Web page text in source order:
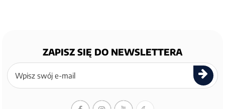
ZAPISZ SIĘ DO NEWSLETTERA
Zapisz
się
newslettera